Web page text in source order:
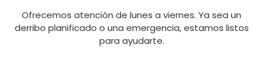
Ofrecemos atención de lunes a viernes. Ya sea un
derribo planificado o una emergencia, estamos listos
para ayudarte.